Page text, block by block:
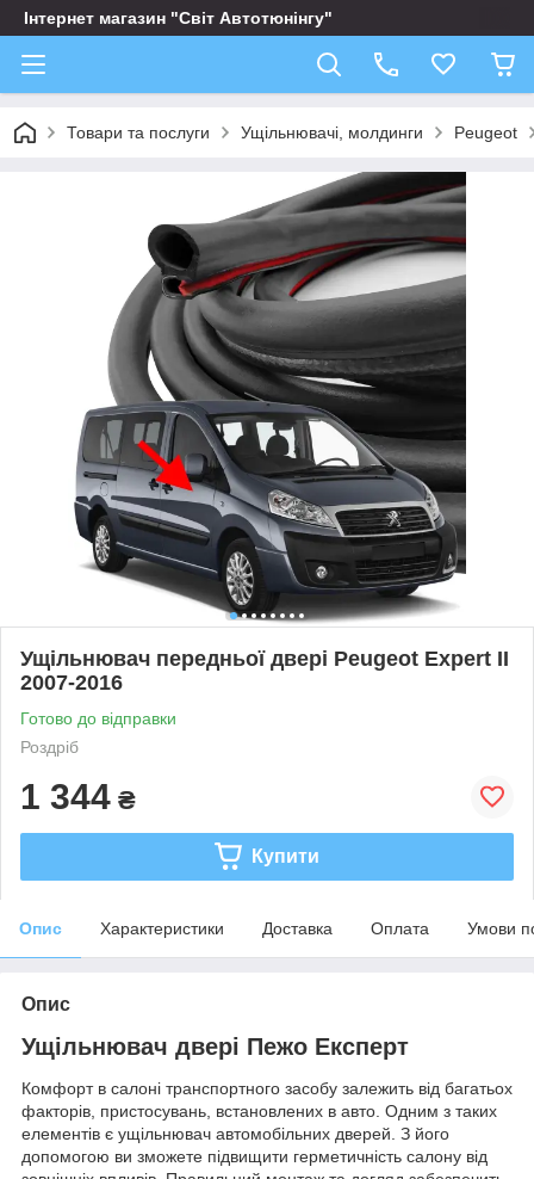
Інтернет магазин "Світ Автотюнінгу"
Товари та послуги Ущільнювачі, молдинги Peugeot
Ущільнювач передньої двері Peugeot Expert II
2007-2016
Готово до відправки
Роздріб
1 344 ₴
Купити
Опис Характеристики Доставка Оплата Умови
Опис
Ущільнювач двері Пежо Експерт
Комфорт в салоні транспортного засобу залежить від багатьох
факторів, пристосувань, встановлених в авто. Одним з таких
елементів є ущільнювач автомобільних дверей. З його
допомогою ви зможете підвищити герметичність салону від